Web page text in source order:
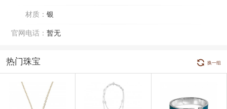
材质： 银
官网电话： 暂无
热门珠宝 换一组